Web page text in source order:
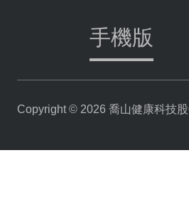
手機版
Copyright © 2026 喬山健康科技股